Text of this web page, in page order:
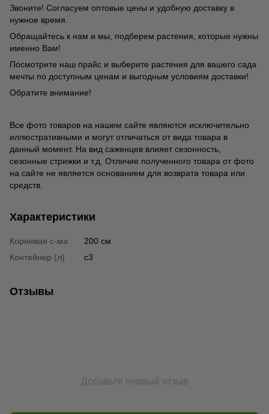
Звоните! Согласуем оптовые цены и удобную доставку в
нужное время.
Обращайтесь к нам и мы, подберем растения, которые нужны
именно Вам!
Посмотрите наш прайс и выберите растения для вашего сада
мечты по доступным ценам и выгодным условиям доставки!
Обратите внимание!
Все фото товаров на нашем сайте являются исключительно
иллюстративными и могут отличаться от вида товара в
данный момент. На вид саженцев влияет сезонность,
сезонные стрижки и т.д. Отличие полученного товара от фото
на сайте не является основанием для возврата товара или
средств.
Характеристики
Корневая с-ма
200 см
Контейнер (л)
с3
Отзывы
Добавьте первый отзыв